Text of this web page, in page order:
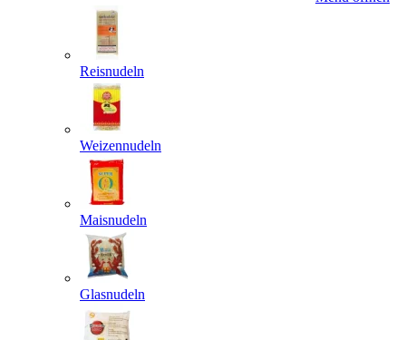
Reisnudeln
Weizennudeln
Maisnudeln
Glasnudeln